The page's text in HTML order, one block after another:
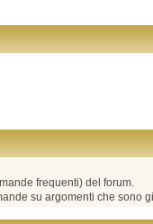
frequenti) del forum.
su argomenti che sono